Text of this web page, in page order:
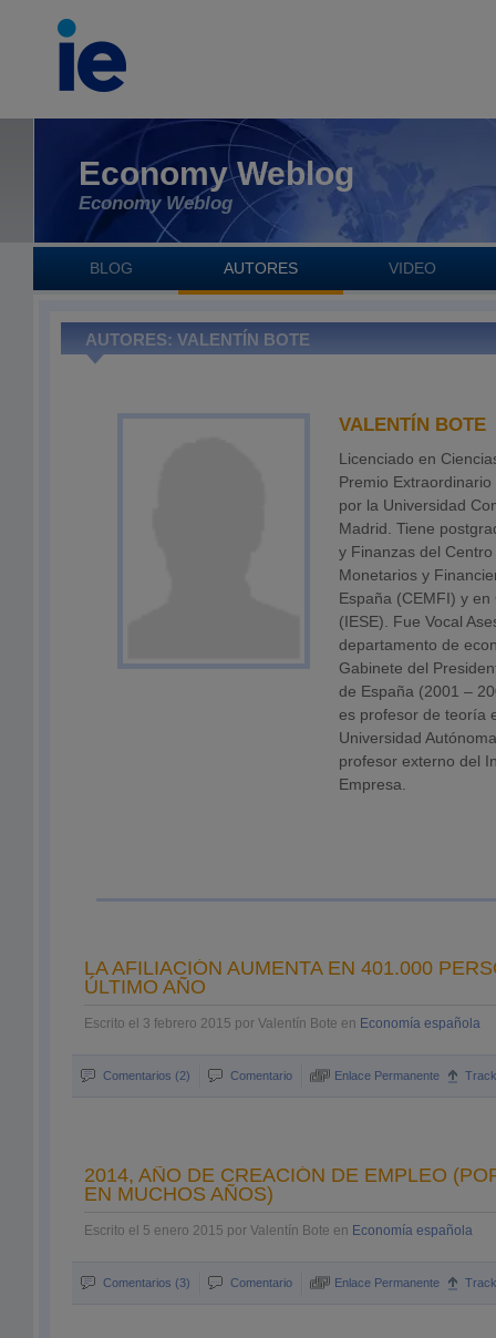
Economy Weblog
Economy Weblog
BLOG AUTORES VIDEO
AUTORES: VALENTÍN BOTE
VALENTÍN BOTE
Licenciado en
Premio
por la Universidad
Madrid. Tiene
y Finanzas del
Monetarios y
España (CEMFI) y en
(IESE). Fue Vocal
departamento de
Gabinete del
de España (2001 –
es profesor de teoría
Universidad
profesor externo del
Empresa.
LA AFILIACIÓN AUMENTA EN 401.000
ÚLTIMO AÑO
Escrito el 3 febrero 2015 por Valentín Bote en Economía española
Comentarios (2) Comentario Enlace Permanente
2014, AÑO DE CREACIÓN DE EMPLEO
EN MUCHOS AÑOS)
Escrito el 5 enero 2015 por Valentín Bote en Economía española
Comentarios (3) Comentario Enlace Permanente